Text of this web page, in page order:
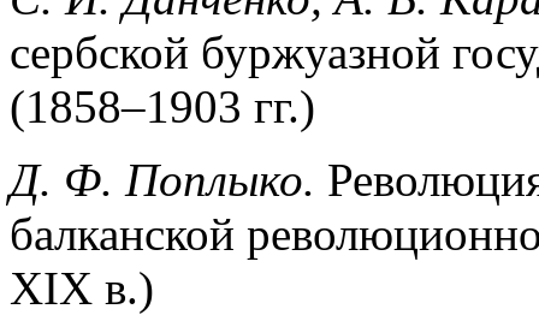
сербской буржуазной
(1858–1903 гг.)
Д. Ф. Поплыко.
балканской
XIX в.)